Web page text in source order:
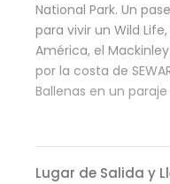
National Park. Un
para vivir un Wild
América, el
por la costa de
Ballenas en un
Lugar de Salida y